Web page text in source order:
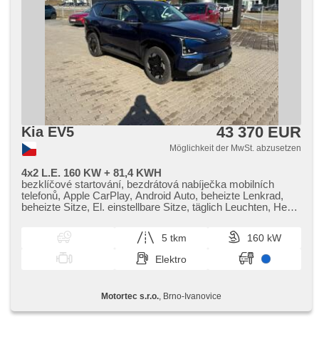
Kia EV5 43 370 EUR
Möglichkeit der MwSt. abzusetzen
4x2 L.E. 160 KW + 81,4 KWH
bezklíčové startování, bezdrátová nabíječka mobilních
telefonů, Apple CarPlay, Android Auto, beheizte Lenkrad,
beheizte Sitze, El. einstellbare Sitze, täglich Leuchten, Heck
Zonen Klimaanlage, Vorderlichter LED, LED adaptivní
světlomety, Adaptive Geschwindigkeitsregelung, parkovací
senzory přední, přední pohon, Automatikgetriebe,
Lederpolsterung, Fahrkamera
5 tkm
160 kW
Elektro
Motortec s.r.o. , Brno-Ivanovice